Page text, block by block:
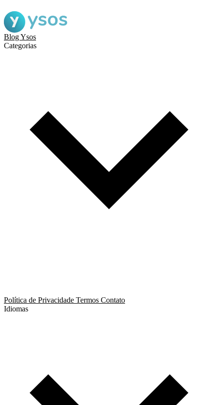
Blog Ysos
Categorias
Política de Privacidade Termos Contato
Idiomas